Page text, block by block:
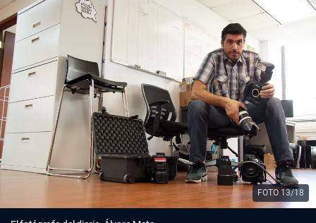
FOTO 13/18